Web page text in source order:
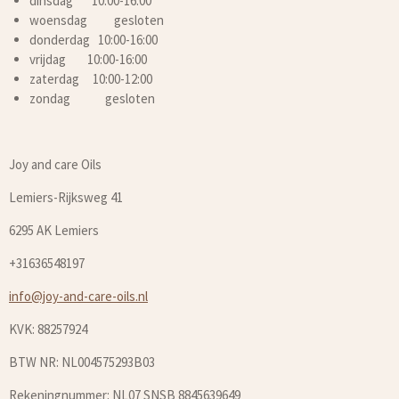
woensdag gesloten
donderdag 10:00-16:00
vrijdag 10:00-16:00
zaterdag 10:00-12:00
zondag gesloten
Joy and care Oils
Lemiers-Rijksweg 41
6295 AK Lemiers
+31636548197
info@joy-and-care-oils.nl
KVK: 88257924
BTW NR: NL004575293B03
Rekeningnummer: NL07 SNSB 8845639649